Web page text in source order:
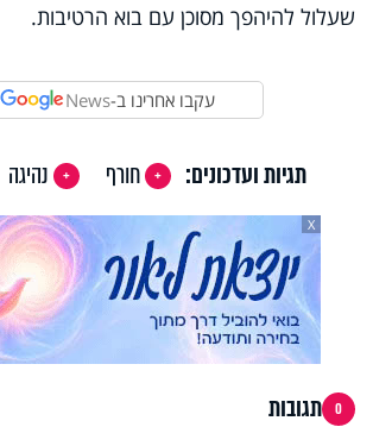
שעלול להיהפך מסוכן עם בוא הרטיבות.
עקבו אחרינו ב-News
תגיות ועדכונים: חורף נהיגה
X
0 תגובות